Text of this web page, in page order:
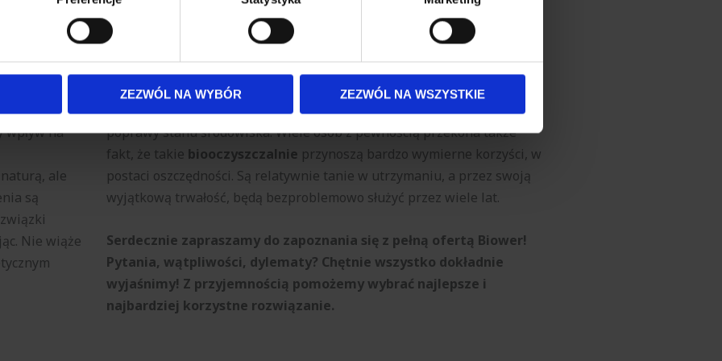
tego, jak Twoje osobiste dane są przetwarzane oraz ustaw własne preferencje wsekcji
cookie możesz zmienić lub wycofać swoją zgodę w dowolnej chwili.
spersonalizowania treści i reklam, aby oferować funkcje społecznościowe i analizować
o tym, jak korzystasz z naszej witryny, udostępniamy partnerom społecznościowym,
mogą połączyć te informacje z innymi danymi otrzymanymi od Ciebie lub
z ich usług.
ZEZWÓL NA WYBÓR ZEZWÓL NA WSZYSTKIE
wpływ na
ale
są
Nie wiąże
Ekologiczne oczyszczalnie ścieków w Iwanowicach
Inwestycja wekologiczną oczyszczalnię ściekówjest świetną decyzją
z wielu powodów. To nie tylko bardzo dojrzały, świadomy krok w stronę
poprawy stanu środowiska. Wiele osób z pewnością przekona także
fakt, że takie biooczyszczalnie przynoszą bardzo wymierne korzyści, w
postaci oszczędności. Są relatywnie tanie w utrzymaniu, a przez swoją
wyjątkową trwałość, będą bezproblemowo służyć przez wiele lat.
Serdecznie zapraszamy do zapoznania się z pełną ofertą Biower!
Pytania, wątpliwości, dylematy? Chętnie wszystko dokładnie
wyjaśnimy! Z przyjemnością pomożemy wybrać najlepsze i
najbardziej korzystne rozwiązanie.